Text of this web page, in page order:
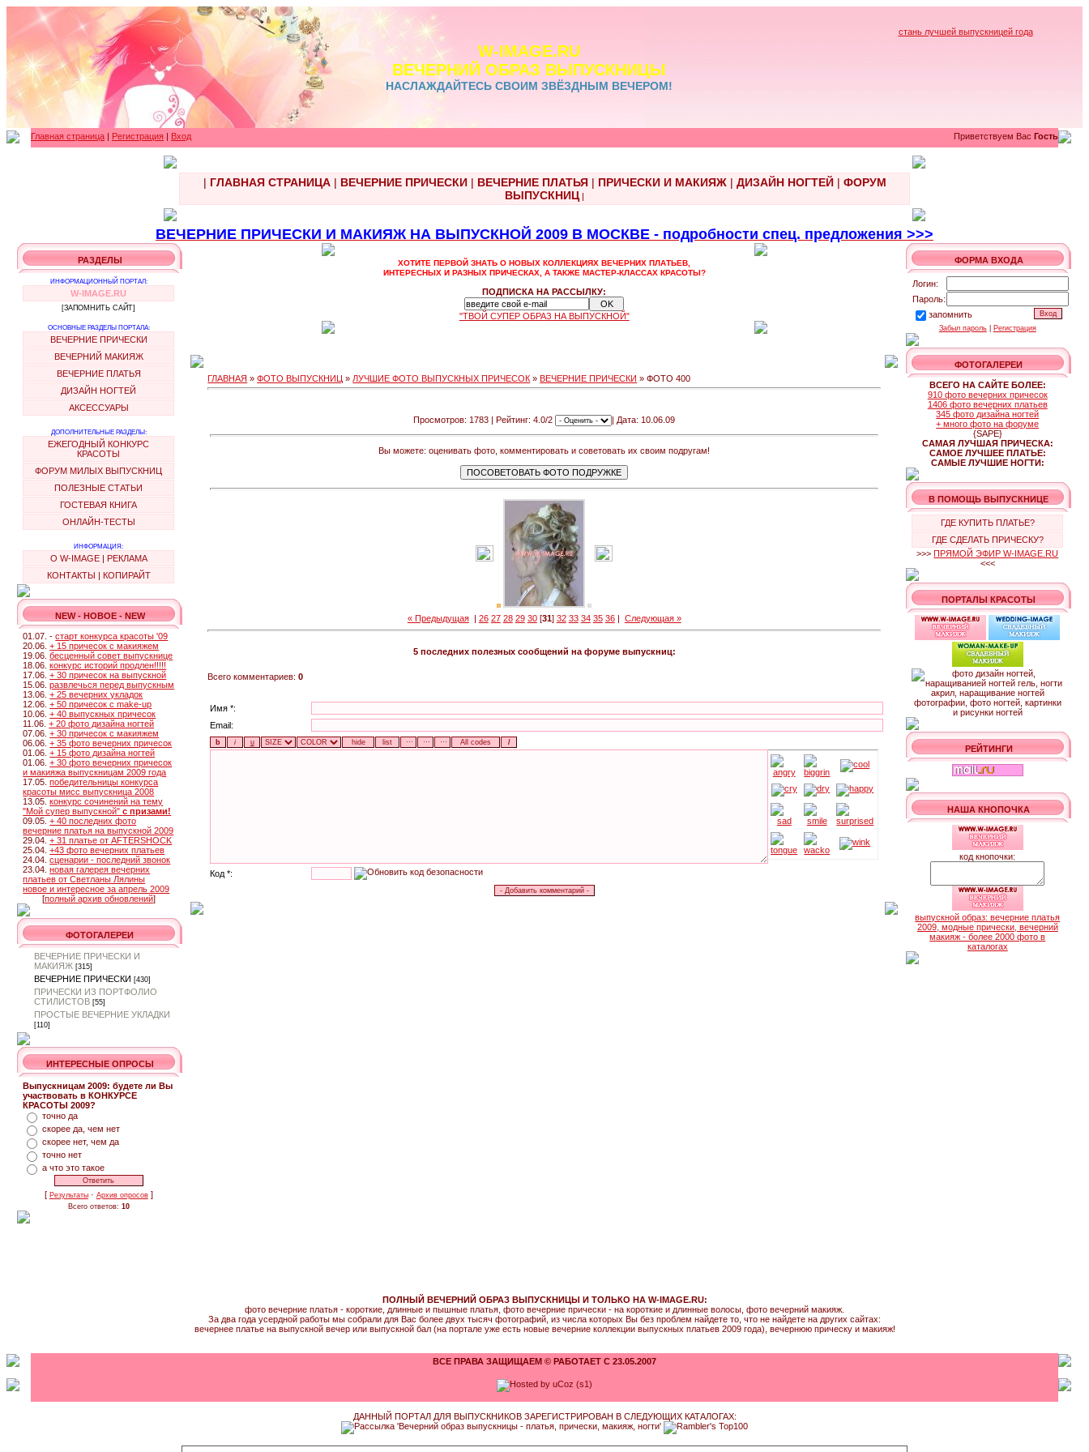
W-IMAGE.RU
ВЕЧЕРНИЙ ОБРАЗ ВЫПУСКНИЦЫ
НАСЛАЖДАЙТЕСЬ СВОИМ ЗВЁЗДНЫМ ВЕЧЕРОМ!
стань лучшей выпускницей года
Главная страница | Регистрация | Вход Приветствуем Вас Гость
| ГЛАВНАЯ СТРАНИЦА| ВЕЧЕРНИЕ ПРИЧЕСКИ| ВЕЧЕРНИЕ ПЛАТЬЯ| ПРИЧЕСКИ И МАКИЯЖ| ДИЗАЙН НОГТЕЙ| ФОРУМ
ВЫПУСКНИЦ |
ВЕЧЕРНИЕ ПРИЧЕСКИ И МАКИЯЖ НА ВЫПУСКНОЙ 2009 В МОСКВЕ - подробности спец. предложения >>>
РАЗДЕЛЫ
ИНФОРМАЦИОННЫЙ ПОРТАЛ:
W-IMAGE.RU
[ЗАПОМНИТЬ САЙТ]
ОСНОВНЫЕ РАЗДЕЛЫ ПОРТАЛА:
ВЕЧЕРНИЕ ПРИЧЕСКИ
ВЕЧЕРНИЙ МАКИЯЖ
ВЕЧЕРНИЕ ПЛАТЬЯ
ДИЗАЙН НОГТЕЙ
АКСЕССУАРЫ
ДОПОЛНИТЕЛЬНЫЕ РАЗДЕЛЫ:
ЕЖЕГОДНЫЙ КОНКУРС
КРАСОТЫ
ФОРУМ МИЛЫХ ВЫПУСКНИЦ
ПОЛЕЗНЫЕ СТАТЬИ
ГОСТЕВАЯ КНИГА
ОНЛАЙН-ТЕСТЫ
ИНФОРМАЦИЯ:
О W-IMAGE| РЕКЛАМА
КОНТАКТЫ | КОПИРАЙТ
NEW - НОВОЕ - NEW
01.07. -старт конкурса красоты '09
20.06.+ 15 причесок с макияжем
19.06.бесценный совет выпускнице
18.06.конкурс историй продлен!!!!!
17.06.+ 30 причесок на выпускной
15.06.развлечься перед выпускным
13.06.+ 25 вечерних укладок
12.06.+ 50 причесок с make-up
10.06.+ 40 выпускных причесок
11.06.+ 20 фото дизайна ногтей
07.06.+ 30 причесок с макияжем
06.06.+ 35 фото вечерних причесок
01.06.+ 15 фото дизайна ногтей
01.06.+ 30 фото вечерних причесок
и макияжа выпускницам 2009 года
17.05.победительницы конкурса
красоты мисс выпускница 2008
13.05.конкурс сочинений на тему
"Мой супер выпускной"с призами!
09.05.+ 40 последних фото
вечерние платья на выпускной 2009
29.04.+ 31 платье от AFTERSHOCK
25.04.+43 фото вечерних платьев
24.04.сценарии - последний звонок
23.04.новая галерея вечерних
платьев от Светланы Лялины
новое и интересное за апрель 2009
[полный архив обновлений]
ФОТОГАЛЕРЕИ
ВЕЧЕРНИЕ ПРИЧЕСКИ И
МАКИЯЖ [315]
ВЕЧЕРНИЕ ПРИЧЕСКИ [430]
ПРИЧЕСКИ ИЗ ПОРТФОЛИО
СТИЛИСТОВ [55]
ПРОСТЫЕ ВЕЧЕРНИЕ УКЛАДКИ
[110]
ИНТЕРЕСНЫЕ ОПРОСЫ
Выпускницам 2009: будете ли Вы
участвовать в КОНКУРСЕ
КРАСОТЫ 2009?
точно да
скорее да, чем нет
скорее нет, чем да
точно нет
а что это такое
[ Результаты· Архив опросов]
Всего ответов: 10
ХОТИТЕ ПЕРВОЙ ЗНАТЬ О НОВЫХ КОЛЛЕКЦИЯХ ВЕЧЕРНИХ ПЛАТЬЕВ,
ИНТЕРЕСНЫХ И РАЗНЫХ ПРИЧЕСКАХ, А ТАКЖЕ МАСТЕР-КЛАССАХ КРАСОТЫ?
ПОДПИСКА НА РАССЫЛКУ:
"ТВОЙ СУПЕР ОБРАЗ НА ВЫПУСКНОЙ"
ГЛАВНАЯ »ФОТО ВЫПУСКНИЦ » ЛУЧШИЕ ФОТО ВЫПУСКНЫХ ПРИЧЕСОК » ВЕЧЕРНИЕ ПРИЧЕСКИ » ФОТО 400
Просмотров: 1783 | Рейтинг: 4.0/2 | Дата: 10.06.09
Вы можете: оценивать фото, комментировать и советовать их своим подругам!
« Предыдущая| 26 27 28 29 30[31] 32 33 34 35 36| Следующая »
5 последних полезных сообщений на форуме выпускниц:
Всего комментариев:0
Имя *:
Email:
Код *:
ФОРМА ВХОДА
Логин:
Пароль:
запомнить
Забыл пароль| Регистрация
ФОТОГАЛЕРЕИ
ВСЕГО НА САЙТЕ БОЛЕЕ:
910 фото вечерних причесок
1406 фото вечерних платьев
345 фото дизайна ногтей
+ много фото на форуме
{SAPE}
САМАЯ ЛУЧШАЯ ПРИЧЕСКА:
САМОЕ ЛУЧШЕЕ ПЛАТЬЕ:
САМЫЕ ЛУЧШИЕ НОГТИ:
В ПОМОЩЬ ВЫПУСКНИЦЕ
ГДЕ КУПИТЬ ПЛАТЬЕ?
ГДЕ СДЕЛАТЬ ПРИЧЕСКУ?
>>>ПРЯМОЙ ЭФИР W-IMAGE.RU
<<<
ПОРТАЛЫ КРАСОТЫ
РЕЙТИНГИ
НАША КНОПОЧКА
код кнопочки:
выпускной образ: вечерние платья
2009, модные прически, вечерний
макияж - более 2000 фото в
каталогах
ПОЛНЫЙ ВЕЧЕРНИЙ ОБРАЗ ВЫПУСКНИЦЫ И ТОЛЬКО НА W-IMAGE.RU:
фото вечерние платья - короткие, длинные и пышные платья, фото вечерние прически - на короткие и длинные волосы, фото вечерний макияж.
За два года усердной работы мы собрали для Вас более двух тысяч фотографий, из числа которых Вы без проблем найдете то, что не найдете на других сайтах:
вечернее платье на выпускной вечер или выпускной бал (на портале уже есть новые вечерние коллекции выпускных платьев 2009 года), вечернюю прическу и макияж!
ВСЕ ПРАВА ЗАЩИЩАЕМ © РАБОТАЕТ С 23.05.2007
ДАННЫЙ ПОРТАЛ ДЛЯ ВЫПУСКНИКОВ ЗАРЕГИСТРИРОВАН В СЛЕДУЮЩИХ КАТАЛОГАХ: